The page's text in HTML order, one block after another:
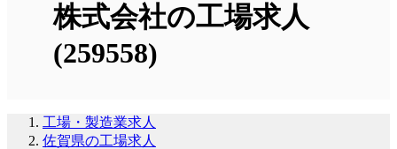
株式会社の工場求人
(259558)
工場・製造業求人
佐賀県の工場求人